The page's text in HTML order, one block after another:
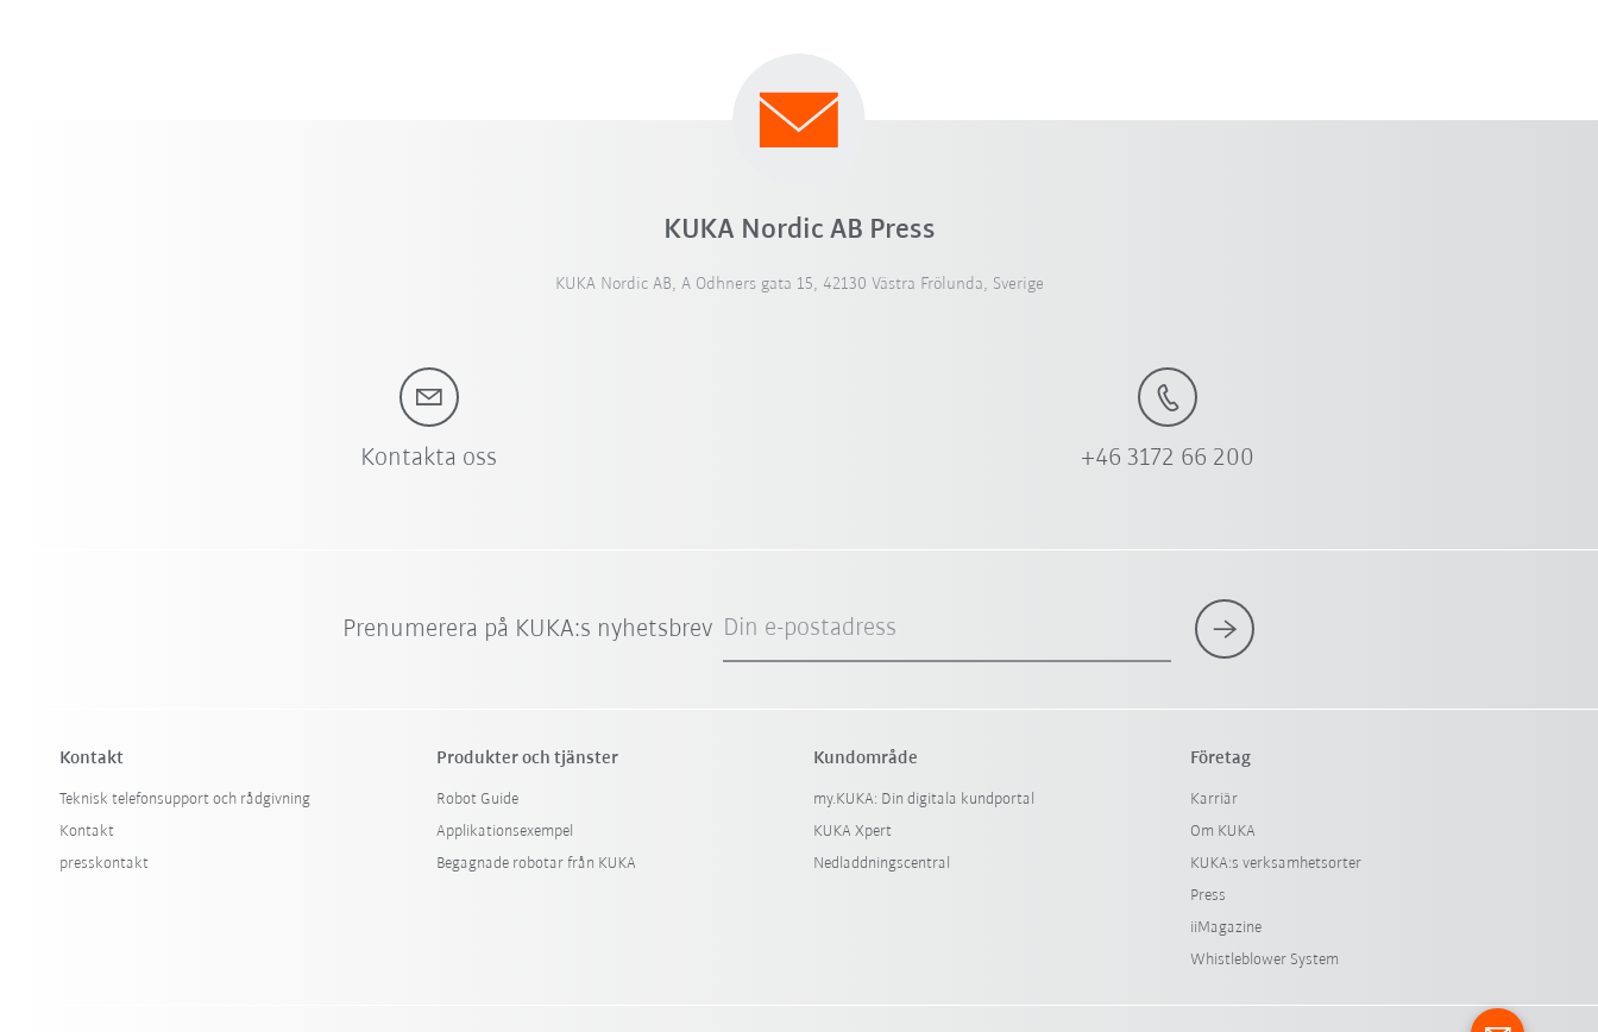
KUKA Nordic AB Press
KUKA Nordic AB, A Odhners gata 15, 42130 Västra Frölunda, Sverige
Kontakta oss +46 3172 66 200
Prenumerera på KUKA:s nyhetsbrev Din e-postadress
Kontakt
Teknisk telefonsupport och rådgivning
Kontakt
presskontakt
Produkter och tjänster
Robot Guide
Applikationsexempel
Begagnade robotar från KUKA
Kundområde
my.KUKA: Din digitala kundportal
KUKA Xpert
Nedladdningscentral
Företag
Karriär
Om KUKA
KUKA:s verksamhetsorter
Press
iiMagazine
Whistleblower System